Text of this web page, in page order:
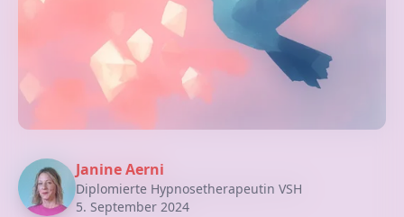
Janine Aerni
Diplomierte Hypnosetherapeutin VSH
5. September 2024